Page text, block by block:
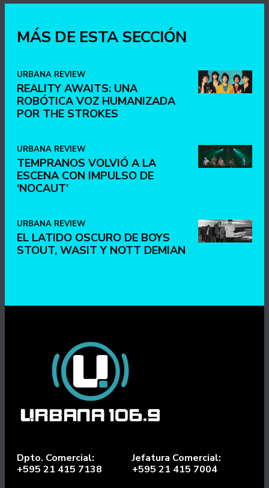
MÁS DE ESTA SECCIÓN
URBANA REVIEW
REALITY AWAITS: UNA
ROBÓTICA VOZ HUMANIZADA
POR THE STROKES
URBANA REVIEW
TEMPRANOS VOLVIÓ A LA
ESCENA CON IMPULSO DE
‘NOCAUT’
URBANA REVIEW
EL LATIDO OSCURO DE BOYS
STOUT, WASIT Y NOTT DEMIAN
Dpto. Comercial:
+595 21 415 7138
Jefatura Comercial:
+595 21 415 7004